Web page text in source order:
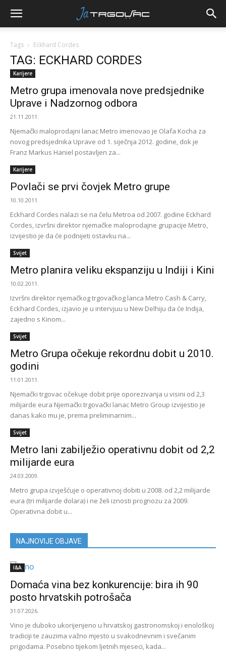
Tags Eckhard Cordes
TAG: ECKHARD CORDES
Karijere
Metro grupa imenovala nove predsjednike
Uprave i Nadzornog odbora
21.11.2011.
Njemački maloprodajni lanac Metro imenovao je Olafa Kocha za
novog predsjednika Uprave od 1. siječnja 2012. godine, dok je
Franz Markus Haniel postavljen za...
Karijere
Povlači se prvi čovjek Metro grupe
10.10.2011.
Eckhard Cordes nalazi se na čelu Metroa od 2007. godine Eckhard
Cordes, izvršni direktor njemačke maloprodajne grupacije Metro,
izvijestio je da će podnijeti ostavku na...
Svijet
Metro planira veliku ekspanziju u Indiji i Kini
10.02.2011.
Izvršni direktor njemačkog trgovačkog lanca Metro Cash & Carry,
Eckhard Cordes, izjavio je u intervjuu u New Delhiju da će Indija,
zajedno s Kinom...
Svijet
Metro Grupa očekuje rekordnu dobit u 2010.
godini
11.01.2011.
Njemački trgovac očekuje dobit prije oporezivanja u visini od 2,3
milijarde eura Njemački trgovački lanac Metro Group izvijestio je
danas kako mu je, prema preliminarnim...
Svijet
Metro lani zabilježio operativnu dobit od 2,2
milijarde eura
24.03.2009.
Metro grupa izvješćuje o operativnoj dobiti u 2008. od 2,2 milijarde
eura (tri milijarde dolara) i ne želi iznosti prognozu za 2009.
Operativna dobit u...
NAJNOVIJE OBJAVE
I&A
Domaća vina bez konkurencije: bira ih 90
posto hrvatskih potrošača
31.07.2026.
Vino je duboko ukorijenjeno u hrvatskoj gastronomskoj i enološkoj
tradiciji te zauzima važno mjesto u svakodnevnim i svečanim
prigodama. Posebno tijekom ljetnih mjeseci, kada...